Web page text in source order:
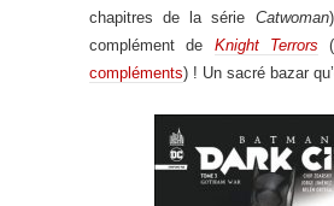
chapitres de la série Catwoman
complément de Knight Terrors
compléments) ! Un sacré bazar